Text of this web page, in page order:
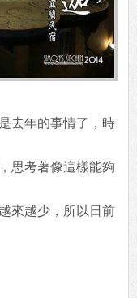
去年的事情了，時
思考著像這樣能夠
來越少，所以日前